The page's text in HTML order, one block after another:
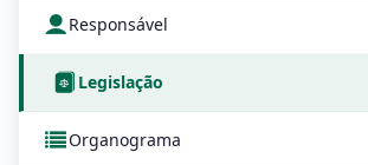
Responsável
Legislação
Organograma